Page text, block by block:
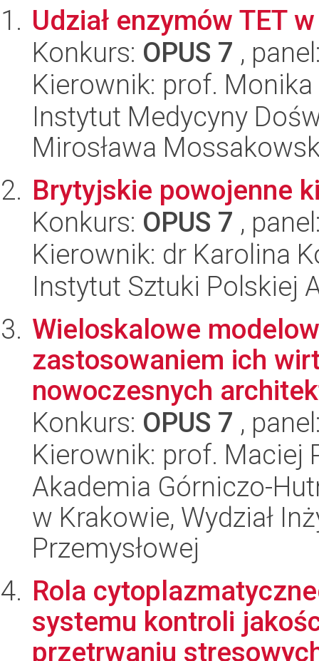
Udział enzymów TET
Konkurs: OPUS 7 ,
Kierownik: prof.
Instytut Medycyny
Mirosława
Brytyjskie powojenne
Konkurs: OPUS 7 ,
Kierownik: dr Karolina
Instytut Sztuki Polskiej
Wieloskalowe
zastosowaniem ich
nowoczesnych
Konkurs: OPUS 7 ,
Kierownik: prof. Maciej
Akademia Górniczo-
w Krakowie, Wydział
Przemysłowej
Rola
systemu kontroli
przetrwaniu